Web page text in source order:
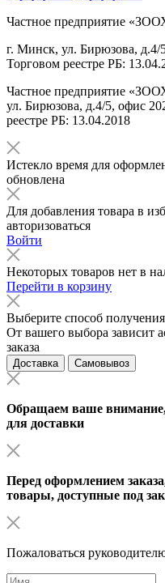
Частное предприятие
г. Минск, ул. Бирюзова, д.4/
Торговом реестре РБ:
Частное предприятие
ул. Бирюзова, д.4/5, офис
реестре РБ: 13.04.2018
Истекло время для
обновлена
Для добавления товара в
авторизоваться
Войти
Некоторых товаров нет в
Перейти в корзину
Выберите способ получения
От вашего выбора зависит
заказа
Доставка Самовывоз
Обращаем ваше
для доставки
Перед оформлением
товары, доступные под
Пожаловаться